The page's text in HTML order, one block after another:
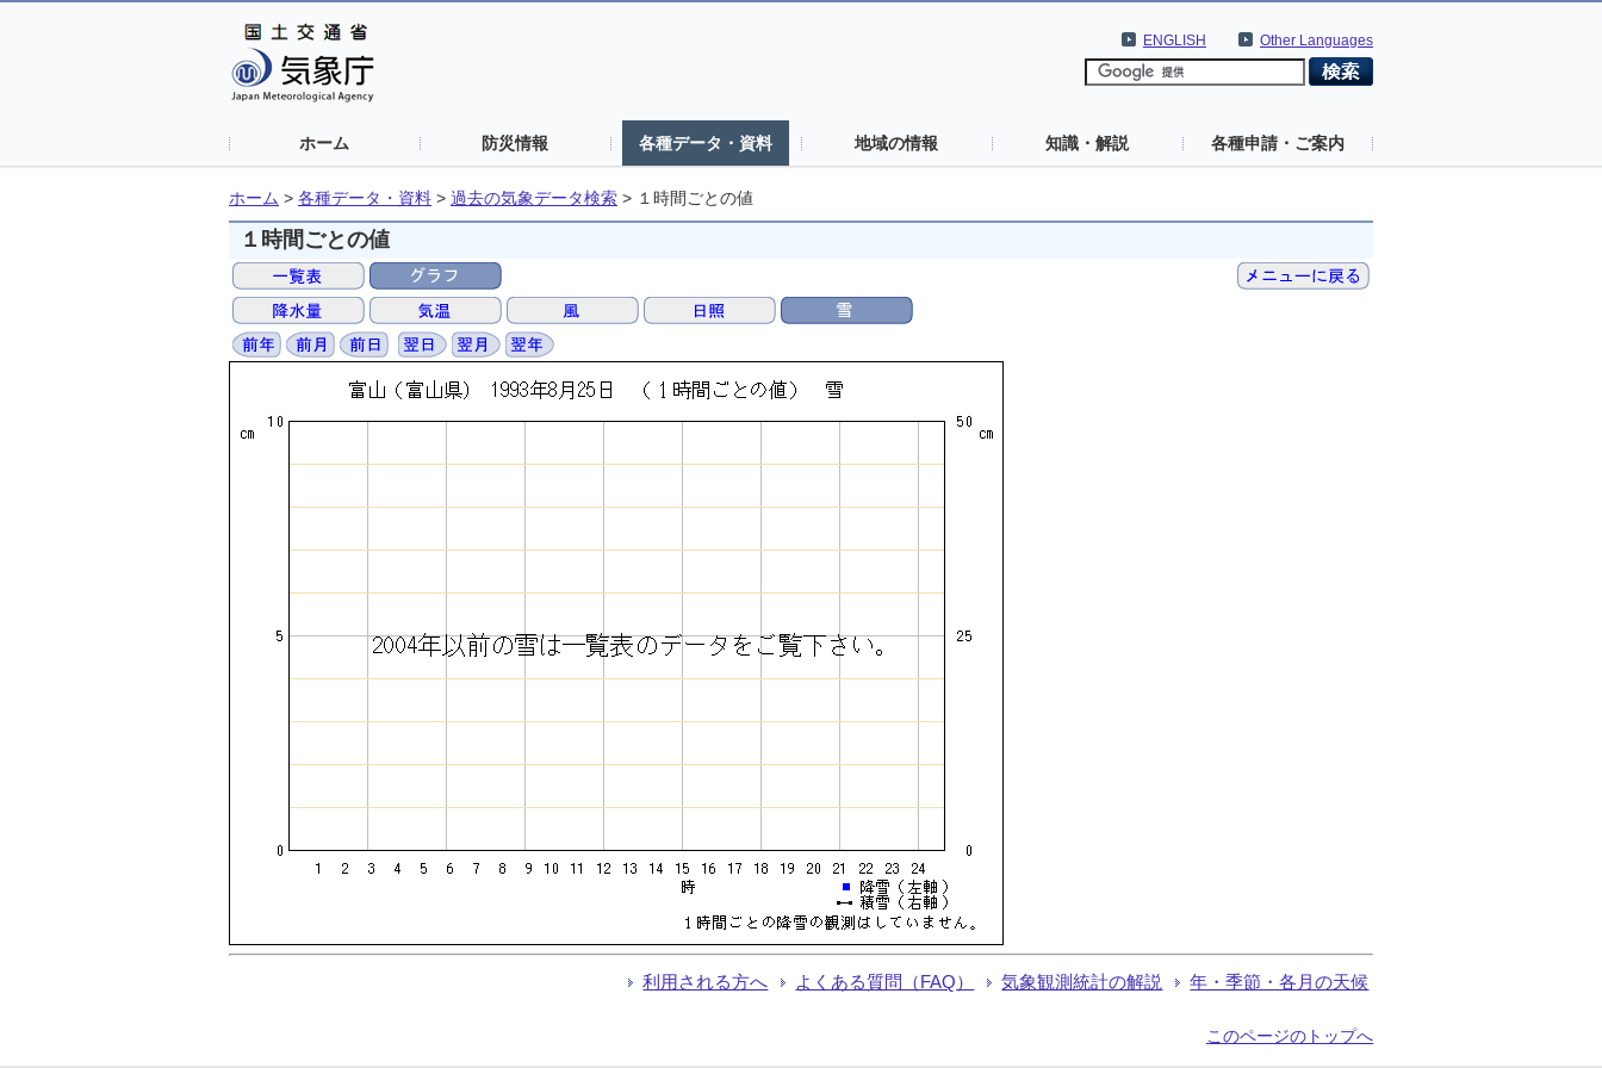
Other Languages
ENGLISH
ホーム 防災情報 各種データ・資料 地域の情報 知識・解説 各種申請・ご案内
ホーム > 各種データ・資料 > 過去の気象データ検索 > １時間ごとの値
１時間ごとの値
利用される方へ よくある質問（FAQ） 気象観測統計の解説 年・季節・各月の天候
このページのトップへ